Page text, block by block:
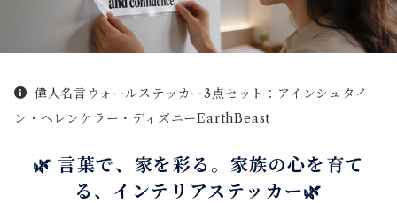
偉人名言ウォールステッカー3点セット：アインシュタイ
ン・ヘレンケラー・ディズニーEarthBeast
🌿 言葉で、家を彩る。家族の心を育て
る、インテリアステッカー🌿